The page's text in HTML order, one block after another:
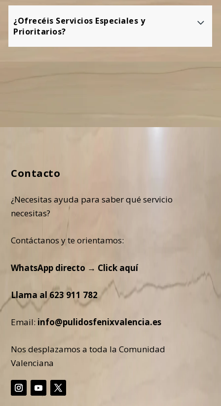
¿Ofrecéis Servicios Especiales y
Prioritarios?
Contacto
¿Necesitas ayuda para saber qué servicio
necesitas?
Contáctanos y te orientamos:
WhatsApp directo → Click aquí
Llama al623 911 782
Email: info@pulidosfenixvalencia.es
Nos desplazamos a toda la Comunidad
Valenciana